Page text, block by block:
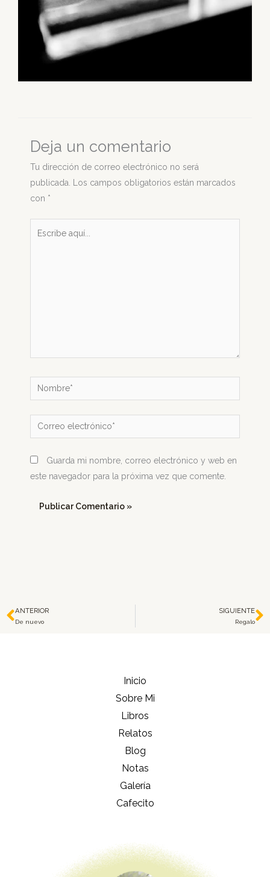
Deja un comentario
Tu dirección de correo electrónico no será
publicada. Los campos obligatorios están marcados
con *
Nombre*
Correo
electrónico*
Guarda mi nombre, correo electrónico y web en
este navegador para la próxima vez que comente.
Prev
ANTERIOR
De nuevo
SIGUIENTE
Regalo
Inicio
Sobre Mi
Libros
Relatos
Blog
Notas
Galería
Cafecito